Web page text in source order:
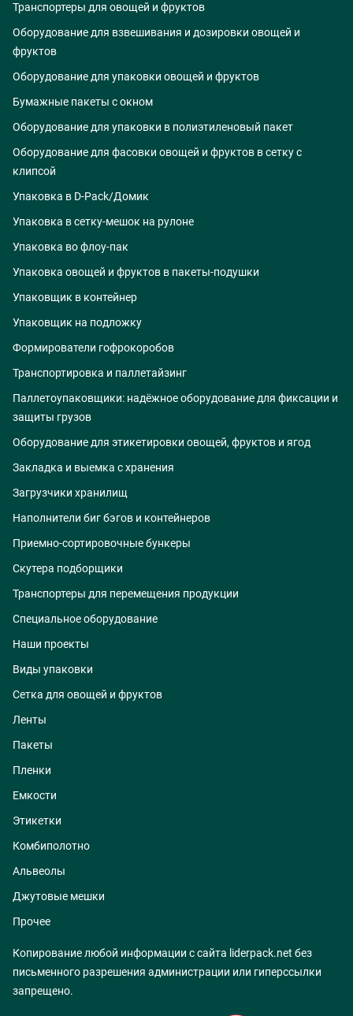
Транспортеры для овощей и фруктов
Оборудование для взвешивания и дозировки овощей и
фруктов
Оборудование для упаковки овощей и фруктов
Бумажные пакеты с окном
Оборудование для упаковки в полиэтиленовый пакет
Оборудование для фасовки овощей и фруктов в сетку с
клипсой
Упаковка в D-Pack/Домик
Упаковка в сетку-мешок на рулоне
Упаковка во флоу-пак
Упаковка овощей и фруктов в пакеты-подушки
Упаковщик в контейнер
Упаковщик на подложку
Формирователи гофрокоробов
Транспортировка и паллетайзинг
Паллетоупаковщики: надёжное оборудование для фиксации и
защиты грузов
Оборудование для этикетировки овощей, фруктов и ягод
Закладка и выемка с хранения
Загрузчики хранилищ
Наполнители биг бэгов и контейнеров
Приемно-сортировочные бункеры
Скутера подборщики
Транспортеры для перемещения продукции
Специальное оборудование
Наши проекты
Виды упаковки
Сетка для овощей и фруктов
Ленты
Пакеты
Пленки
Емкости
Этикетки
Комбиполотно
Альвеолы
Джутовые мешки
Прочее
Копирование любой информации с сайта liderpack.net без
письменного разрешения администрации или гиперссылки
запрещено.